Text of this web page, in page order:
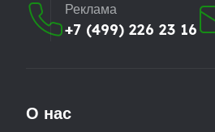
Реклама
+7 (499) 226 23 16
О нас